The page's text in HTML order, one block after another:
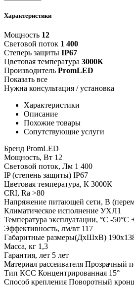
Характеристики
Мощность 12
Световой поток 1 400
Степерь защиты IP67
Цветовая температура 3000К
Производитель PromLED
Показать все
Нужна консультация / установка
Характеристики
Описание
Похожие товары
Сопутствующие услуги
Бренд PromLED
Мощность, Вт 12
Световой поток, Лм 1 400
IP (степень защиты) IP67
Цветовая температура, К 3000К
CRI, Ra >80
Напряжение питающей сети, В
Климатическое исполнение УХЛ1
Температура эксплуатации, °С -50°С
Эффективность, лм/вт 117
Габаритные размеры(ДхШхВ)
Масса, кг 1,3
Гарантия, лет 5 лет
Материал рассеивателя Прозрачный
Тип КСС Концентрированная 15°
Cпособ крепления Поворотный